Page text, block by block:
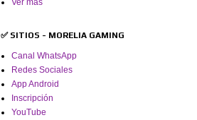
✅ SITIOS - MORELIA GAMING
Canal WhatsApp
Redes Sociales
App Android
Inscripción
YouTube